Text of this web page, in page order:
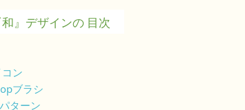
和』デザインの 目次
ン
ブラシ
ターン